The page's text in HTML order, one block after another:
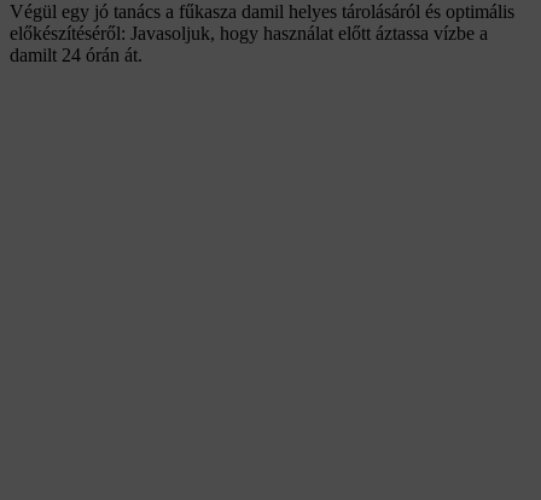
Végül egy jó tanács a fűkasza damil helyes tárolásáról és optimális
előkészítéséről: Javasoljuk, hogy használat előtt áztassa vízbe a
damilt 24 órán át.